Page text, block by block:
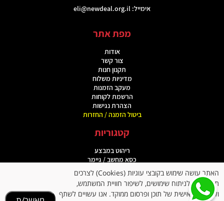
אימייל: eli@newdeal.org.il
מפת אתר
אודות
צור קשר
תקנון חנות
מדיניות משלוח
מעקב הזמנות
הרשמת לקוחות
הצהרת נגישות
ביטול הזמנה / החזרות
קטגוריות
ריהוט במבצע
כסא מחשב / גיימר
מוצרי ספורט
כסאות מנהלים
תיקים ומוצרי פנאי
מגבירי שמיעה
האתר עושה שימוש בקובצי עוגיות (Cookies) לצרכים
תפעוליים, לניתוח שימושים, לשיפור חוויית המשתמש,
ולהתאמה אישית של תוכן ופרסום ממוקד. אנו עשויים לשתף